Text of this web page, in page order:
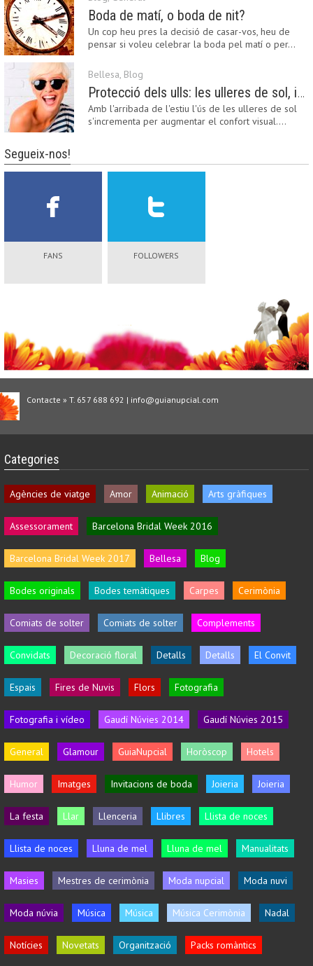
Boda de matí, o boda de nit?
Un cop heu pres la decisió de casar-vos, heu de
pensar si voleu celebrar la boda pel matí o per…
Bellesa, Blog
Protecció dels ulls: les ulleres de sol, imprescindibles en una boda estiuenca
Amb l'arribada de l'estiu l'ús de les ulleres de sol
s'incrementa per augmentar el confort visual.…
Segueix-nos!
FANS FOLLOWERS
Contacte » T. 657 688 692 | info@guianupcial.com
Categories
Agències de viatge Amor Animació Arts gràfiques
Assessorament Barcelona Bridal Week 2016
Barcelona Bridal Week 2017 Bellesa Blog
Bodes originals Bodes temàtiques Carpes Cerimònia
Comiats de solter Comiats de solter Complements
Convidats Decoració floral Detalls Detalls El Convit
Espais Fires de Nuvis Flors Fotografia
Fotografia i vídeo Gaudí Núvies 2014 Gaudí Núvies 2015
General Glamour GuiaNupcial Horòscop Hotels
Humor Imatges Invitacions de boda Joieria Joieria
La festa Llar Llenceria Llibres Llista de noces
Llista de noces Lluna de mel Lluna de mel Manualitats
Masies Mestres de cerimònia Moda nupcial Moda nuvi
Moda núvia Música Música Música Cerimònia Nadal
Notícies Novetats Organització Packs romàntics